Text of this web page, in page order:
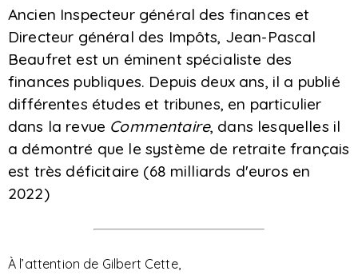
Ancien Inspecteur général des finances et
Directeur général des Impôts, Jean-Pascal
Beaufret est un éminent spécialiste des
finances publiques. Depuis deux ans, il a publié
différentes études et tribunes, en particulier
dans la revue Commentaire, dans lesquelles il
a démontré que le système de retraite français
est très déficitaire (68 milliards d'euros en
2022)
À l’attention de Gilbert Cette,